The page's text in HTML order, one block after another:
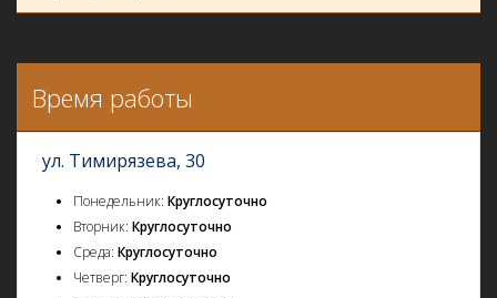
Время работы
ул. Тимирязева, 30
Понедельник: Круглосуточно
Вторник: Круглосуточно
Среда: Круглосуточно
Четверг: Круглосуточно